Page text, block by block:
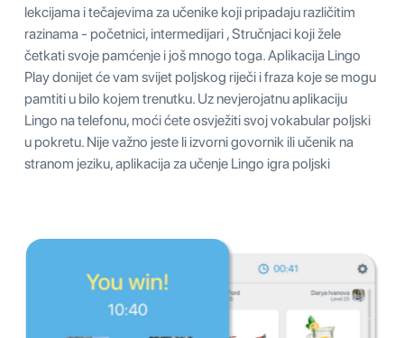
lekcijama i tečajevima za učenike koji pripadaju različitim
razinama - početnici, intermedijari , Stručnjaci koji žele
četkati svoje pamćenje i još mnogo toga. Aplikacija Lingo
Play donijet će vam svijet poljskog riječi i fraza koje se mogu
pamtiti u bilo kojem trenutku. Uz nevjerojatnu aplikaciju
Lingo na telefonu, moći ćete osvježiti svoj vokabular poljski
u pokretu. Nije važno jeste li izvorni govornik ili učenik na
stranom jeziku, aplikacija za učenje Lingo igra poljski